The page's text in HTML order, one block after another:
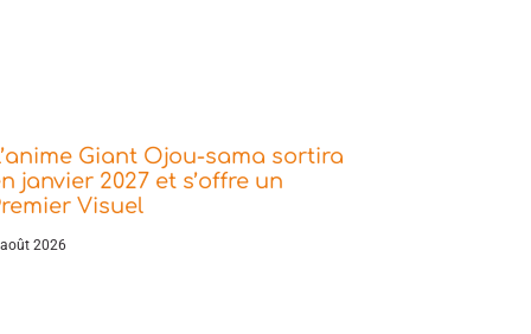
Giant Ojou-sama sortira
janvier 2027 et s’offre un
Visuel
2026